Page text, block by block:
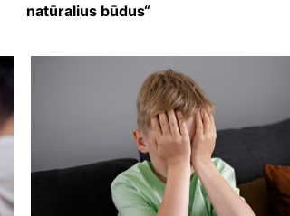
natūralius būdus“